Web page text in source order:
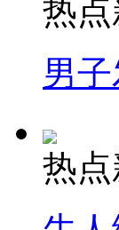
热点
男
热点